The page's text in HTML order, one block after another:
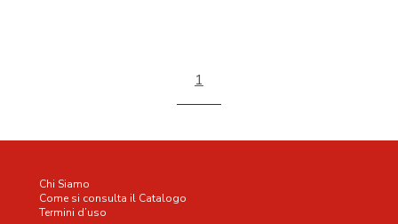
1
Chi Siamo
Come si consulta il Catalogo
Termini d’uso